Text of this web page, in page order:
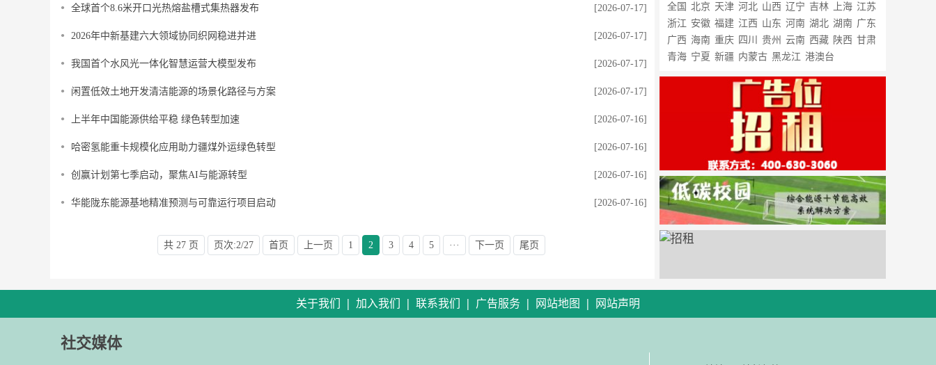
全球首个8.6米开口光热熔盐槽式集热器发布 [2026-07-17]
2026年中新基建六大领域协同织网稳进并进 [2026-07-17]
我国首个水风光一体化智慧运营大模型发布 [2026-07-17]
闲置低效土地开发清洁能源的场景化路径与方案 [2026-07-17]
上半年中国能源供给平稳 绿色转型加速 [2026-07-16]
哈密氢能重卡规模化应用助力疆煤外运绿色转型 [2026-07-16]
创赢计划第七季启动，聚焦AI与能源转型 [2026-07-16]
华能陇东能源基地精准预测与可靠运行项目启动 [2026-07-16]
共 27 页 页次:2/27 首页 上一页 1 2 3 4 5 ··· 下一页 尾页
全国 北京 天津 河北 山西 辽宁 吉林 上海 江苏
浙江 安徽 福建 江西 山东 河南 湖北 湖南 广东
广西 海南 重庆 四川 贵州 云南 西藏 陕西 甘肃
青海 宁夏 新疆 内蒙古 黑龙江 港澳台
关于我们 加入我们 联系我们 广告服务 网站地图 网站声明
社交媒体